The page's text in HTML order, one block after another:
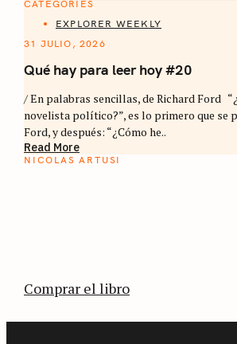
CATEGORIES
EXPLORER WEEKLY
31 JULIO, 2026
Qué hay para leer hoy #20
/ En palabras sencillas, de Richard Ford
novelista político?”, es lo primero que se
Ford, y después: “¿Cómo he..
Read More
NICOLAS ARTUSI
Comprar el libro